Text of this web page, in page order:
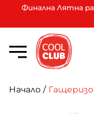
Финална Лятна
Начало /